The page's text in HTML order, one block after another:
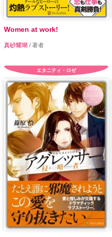
Women at work!
真砂耀瑚 / 著者
エタニティ・ロゼ